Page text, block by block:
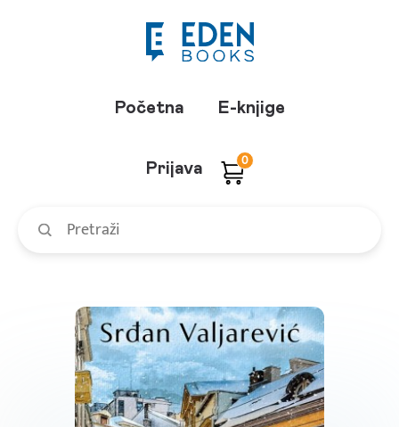
Početna E-knjige
Prijava 0